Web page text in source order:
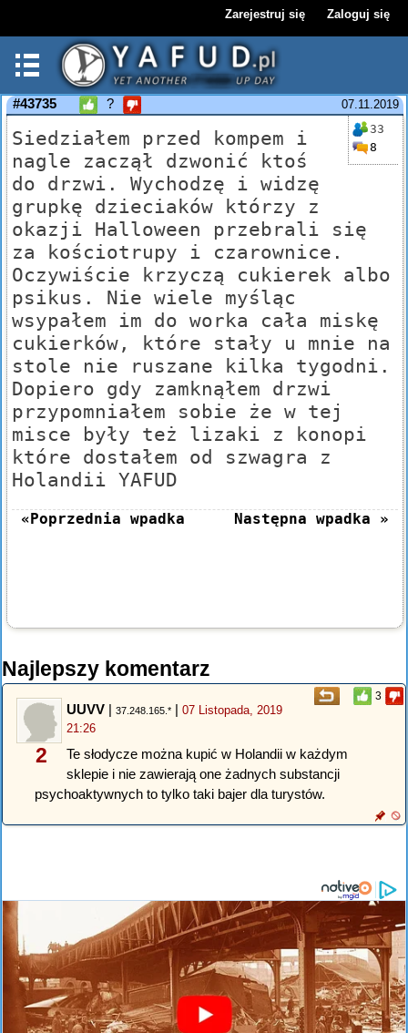
Zarejestruj się Zaloguj się
07.11.2019
#43735 ?
33
8
Siedziałem przed kompem i
nagle zaczął dzwonić ktoś
do drzwi. Wychodzę i widzę
grupkę dzieciaków którzy z
okazji Halloween przebrali się
za kościotrupy i czarownice.
Oczywiście krzyczą cukierek albo
psikus. Nie wiele myśląc
wsypałem im do worka cała miskę
cukierków, które stały u mnie na
stole nie ruszane kilka tygodni.
Dopiero gdy zamknąłem drzwi
przypomniałem sobie że w tej
misce były też lizaki z konopi
które dostałem od szwagra z
Holandii YAFUD
«Poprzednia wpadka Następna wpadka »
Najlepszy komentarz
3
2
UUVV | 37.248.165.* | 07 Listopada, 2019
21:26
Te słodycze można kupić w Holandii w każdym
sklepie i nie zawierają one żadnych substancji
psychoaktywnych to tylko taki bajer dla turystów.